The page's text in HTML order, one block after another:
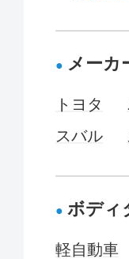
メーカ
トヨタ
スバル
ボディ
軽自動車